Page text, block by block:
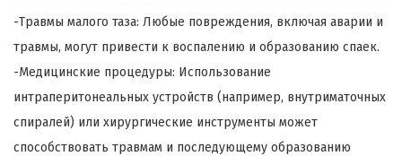
-Травмы малого таза: Любые повреждения, включая аварии и
травмы, могут привести к воспалению и образованию спаек.
-Медицинские процедуры: Использование
интраперитонеальных устройств (например, внутриматочных
спиралей) или хирургические инструменты может
способствовать травмам и последующему образованию